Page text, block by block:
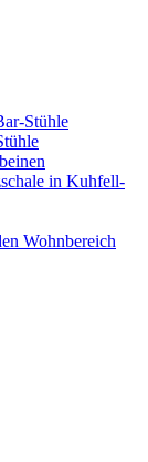
Stühle
in Kuhfell-
Wohnbereich